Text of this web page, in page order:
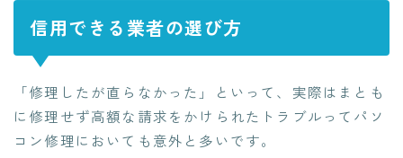
信用できる業者の選び方
「修理したが直らなかった」といって、実際はまとも
に修理せず高額な請求をかけられたトラブルってパソ
コン修理においても意外と多いです。